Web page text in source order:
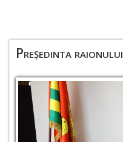
Președinta raionului